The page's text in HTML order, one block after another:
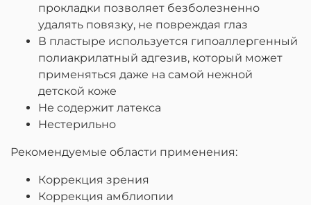
прокладки позволяет безболезненно
удалять повязку, не повреждая глаз
В пластыре используется гипоаллергенный
полиакрилатный адгезив, который может
применяться даже на самой нежной
детской коже
Не содержит латекса
Нестерильно
Рекомендуемые области применения:
Коррекция зрения
Коррекция амблиопии